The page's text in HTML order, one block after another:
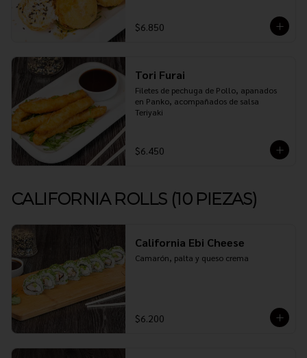
$6.850
Tori Furai
Filetes de pechuga de Pollo, apanados
en Panko, acompañados de salsa
Teriyaki
$6.450
CALIFORNIA ROLLS (10 PIEZAS)
California Ebi Cheese
Camarón, palta y queso crema
$6.200